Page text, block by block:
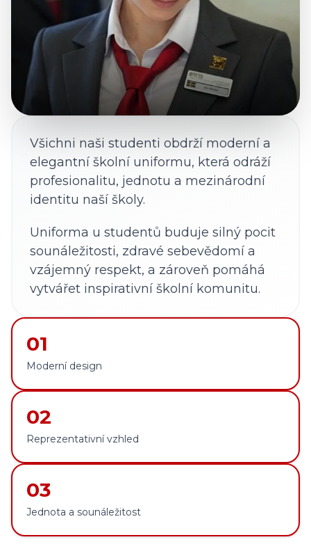
Všichni naši studenti obdrží moderní a
elegantní školní uniformu, která odráží
profesionalitu, jednotu a mezinárodní
identitu naší školy.
Uniforma u studentů buduje silný pocit
sounáležitosti, zdravé sebevědomí a
vzájemný respekt, a zároveň pomáhá
vytvářet inspirativní školní komunitu.
01
Moderní design
02
Reprezentativní vzhled
03
Jednota a sounáležitost